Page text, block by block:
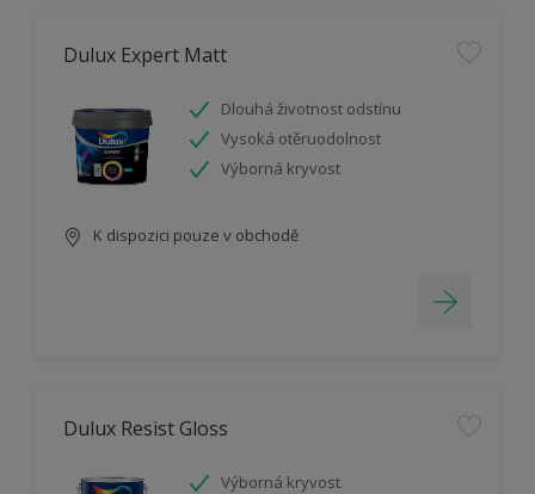
Dulux Expert Matt
Dlouhá životnost odstínu
Vysoká otěruodolnost
Výborná kryvost
K dispozici pouze v obchodě
Dulux Resist Gloss
Výborná kryvost